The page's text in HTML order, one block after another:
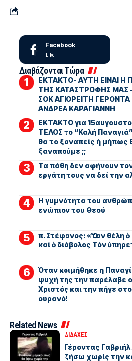
Facebook
Like
Διαβάζονται Τώρα
ΕΚΤΑΚΤΟ- ΑΥΤΗ ΕΙΝΑΙ Η
ΤΗΣ ΚΑΤΑΣΤΡΟΦΗΣ ΜΑΣ –
ΣΟΚ ΑΓΙΟΡΕΙΤΗ
ΑΝΔΡΕΑ ΚΑΡΑΓΙΑΝΝΗ
ΕΚΤΑΚΤΟ για
ΤΕΛΟΣ το “Καλή
θα το ξαναπείς ή μήπως
ξαναπούμε ;;
Τα πάθη δεν αφήνουν
εργάτη τους να δεί την
Η γυμνότητα του
ενώπιον του Θεού
π. Στέφανος: «Ὅταν θέλη
καί ὁ διάβολος Τόν
Όταν κοιμήθηκε η
ψυχή της την παρέλαβε ο
Χριστός και την πήγε
ουρανό!
Related News
ΔΙΔΑΧΕΣ
Γέροντας
ζήσω χωρίς την